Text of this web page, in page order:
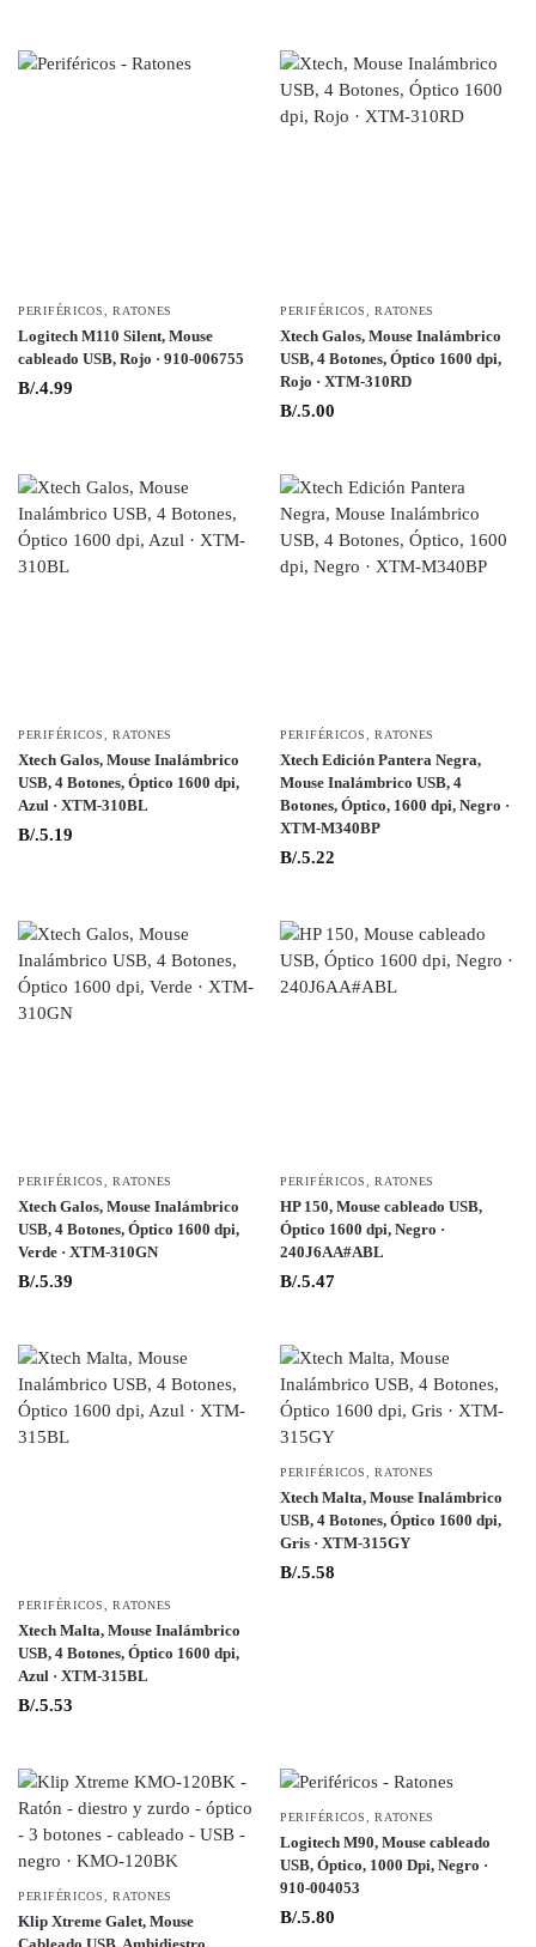
PERIFÉRICOS ,RATONES
Logitech M110 Silent, Mouse
cableado USB, Rojo · 910-006755
B/.4.99
PERIFÉRICOS ,RATONES
Xtech Galos, Mouse Inalámbrico
USB, 4 Botones, Óptico 1600 dpi,
Rojo · XTM-310RD
B/.5.00
PERIFÉRICOS ,RATONES
Xtech Galos, Mouse Inalámbrico
USB, 4 Botones, Óptico 1600 dpi,
Azul · XTM-310BL
B/.5.19
PERIFÉRICOS ,RATONES
Xtech Edición Pantera Negra,
Mouse Inalámbrico USB, 4
Botones, Óptico, 1600 dpi, Negro ·
XTM-M340BP
B/.5.22
PERIFÉRICOS ,RATONES
Xtech Galos, Mouse Inalámbrico
USB, 4 Botones, Óptico 1600 dpi,
Verde · XTM-310GN
B/.5.39
PERIFÉRICOS ,RATONES
HP 150, Mouse cableado USB,
Óptico 1600 dpi, Negro ·
240J6AA#ABL
B/.5.47
PERIFÉRICOS ,RATONES
Xtech Malta, Mouse Inalámbrico
USB, 4 Botones, Óptico 1600 dpi,
Azul · XTM-315BL
B/.5.53
PERIFÉRICOS ,RATONES
Xtech Malta, Mouse Inalámbrico
USB, 4 Botones, Óptico 1600 dpi,
Gris · XTM-315GY
B/.5.58
PERIFÉRICOS ,RATONES
Klip Xtreme Galet, Mouse
PERIFÉRICOS ,RATONES
Logitech M90, Mouse cableado
USB, Óptico, 1000 Dpi, Negro ·
910-004053
B/.5.80